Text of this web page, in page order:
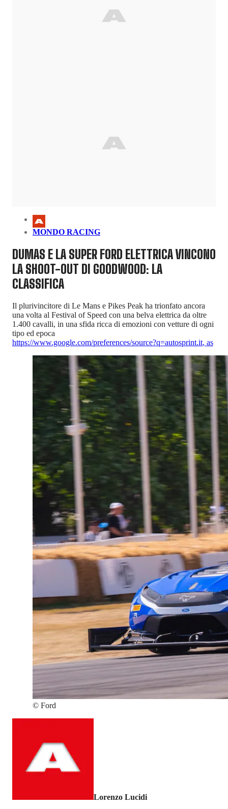
MONDO RACING
DUMAS E LA SUPER FORD ELETTRICA VINCONO
LA SHOOT-OUT DI GOODWOOD: LA
CLASSIFICA
Il plurivincitore di Le Mans e Pikes Peak ha trionfato ancora
una volta al Festival of Speed con una belva elettrica da oltre
1.400 cavalli, in una sfida ricca di emozioni con vetture di ogni
tipo ed epoca
https://www.google.com/preferences/source?q=autosprint.it, as
© Ford
Lorenzo Lucidi